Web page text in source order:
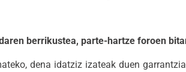
berrikustea, parte-hartze foroen
dena idatziz izateak duen